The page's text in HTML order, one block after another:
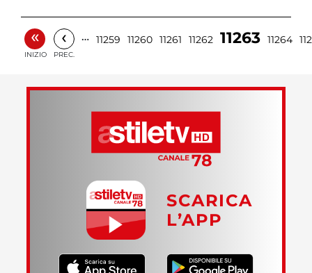
«
INIZIO
‹
PREC.
… 11259 11260 11261 11262 11263 11264
SCARICA
L’APP